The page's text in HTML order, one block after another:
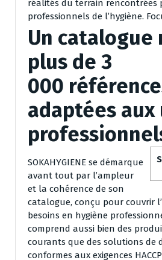
réalités du terrain rencontrées
professionnels de l’hygiène.
Un catalogue
plus de 3
000
adaptées aux
SOKAHYGIENE se démarque
avant tout par l’ampleur
et la cohérence de son
catalogue, conçu pour couvrir
besoins en hygiène
comprend aussi bien des
courants que des solutions de
conformes aux exigences